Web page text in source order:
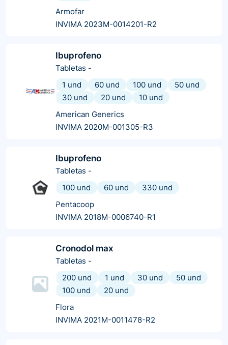
Armofar
INVIMA 2023M-0014201-R2
Ibuprofeno
Tabletas -
1 und
60 und 100 und
50 und
30 und
20 und
10 und
American Generics
INVIMA 2020M-001305-R3
Ibuprofeno
Tabletas -
100 und
60 und
330 und
Pentacoop
INVIMA 2018M-0006740-R1
Cronodol max
Tabletas -
200 und
1 und 30 und
50 und
100 und
20 und
Flora
INVIMA 2021M-0011478-R2